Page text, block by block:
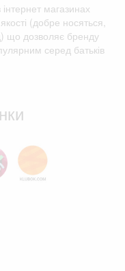
магазинах
(добре носяться,
що дозволяє бренду
серед батьків